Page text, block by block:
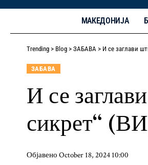
МАКЕДОНИЈА
Trending > Blog > ЗАБАВА > И се заглави
ЗАБАВА
И се
сикрет“
Објавено October 18, 2024 10:00